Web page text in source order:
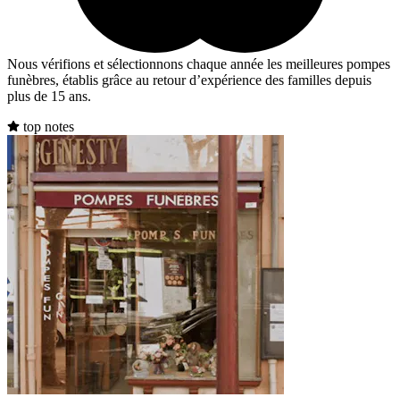
Nous vérifions et sélectionnons chaque année les meilleures pompes
funèbres, établis grâce au retour d’expérience des familles depuis
plus de 15 ans.
top notes